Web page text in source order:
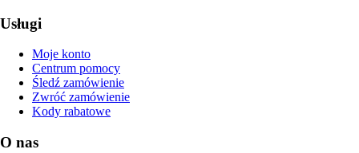
Usługi
Moje konto
Centrum pomocy
Śledź zamówienie
Zwróć zamówienie
Kody rabatowe
O nas